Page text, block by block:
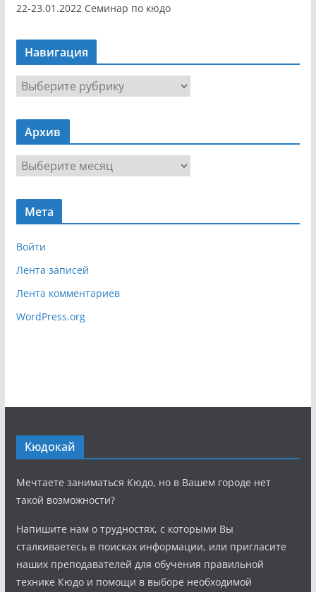
22-23.01.2022 Семинар по кюдо
Навигация
Н
а
в
г
я
Архив
р
х
Мета
Войти
Лента записей
Лента комментариев
WordPress.org
Кюдокай
Мечтаете заниматься Кюдо, но в Вашем городе нет
такой возможности?
Напишите нам о трудностях, с которыми Вы
сталкиваетесь в поисках информации, или пригласите
наших преподавателей для обучения правильной
технике Кюдо и помощи в выборе необходимой